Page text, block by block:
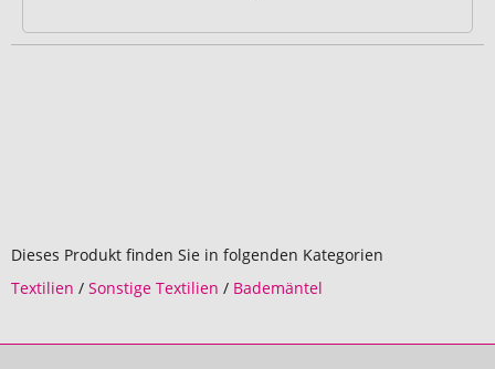
Dieses Produkt finden Sie in folgenden Kategorien
Textilien / Sonstige Textilien / Bademäntel